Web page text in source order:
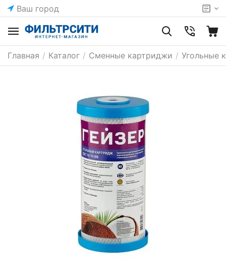
Ваш город
Главная / Каталог / Сменные картриджи / Угольные